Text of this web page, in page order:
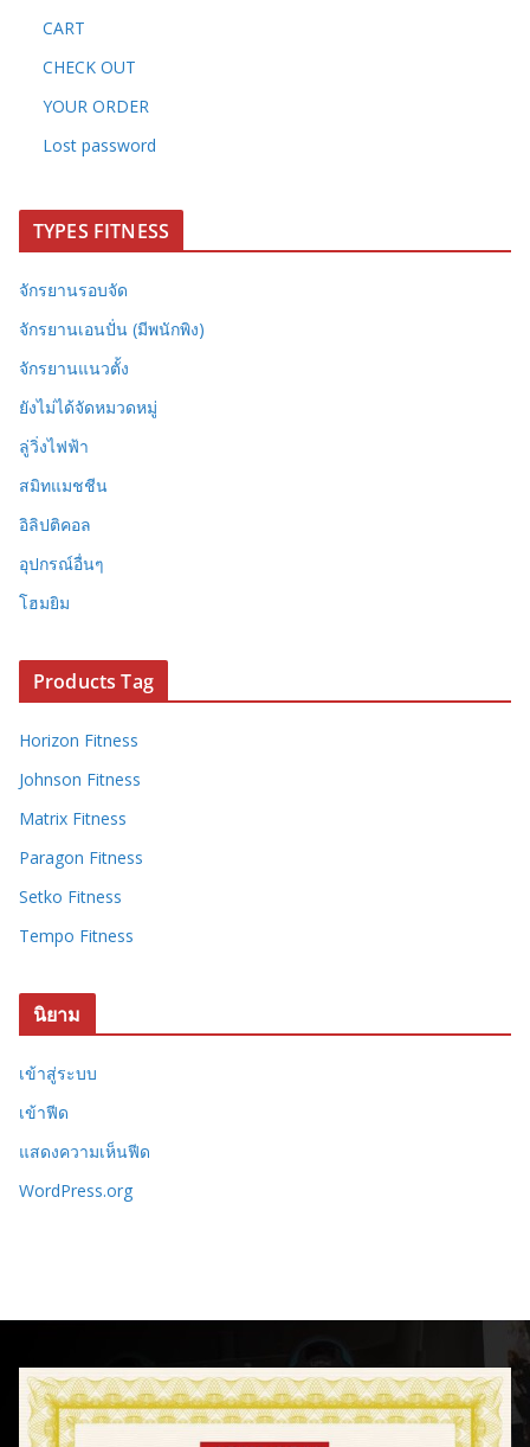
CART
CHECK OUT
YOUR ORDER
Lost password
TYPES FITNESS
จักรยานรอบจัด
จักรยานเอนปั่น (มีพนักพิง)
จักรยานแนวตั้ง
ยังไม่ได้จัดหมวดหมู่
ลู่วิ่งไฟฟ้า
สมิทแมชชีน
อิลิปติคอล
อุปกรณ์อื่นๆ
โฮมยิม
Products Tag
Horizon Fitness
Johnson Fitness
Matrix Fitness
Paragon Fitness
Setko Fitness
Tempo Fitness
นิยาม
เข้าสู่ระบบ
เข้าฟีด
แสดงความเห็นฟีด
WordPress.org